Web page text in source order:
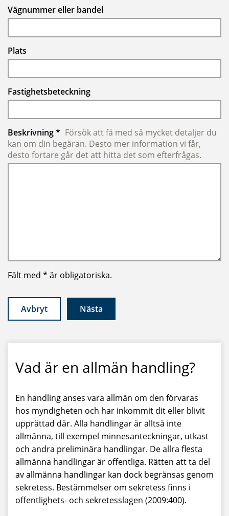
Vägnummer eller bandel
Plats
Fastighetsbeteckning
BeskrivningObligatoriskt
* Försök att få med så mycket detaljer du
kan om din begäran. Desto mer information vi får,
desto fortare går det att hitta det som efterfrågas.
Fält med * är obligatoriska.
Avbryt Nästa
Vad är en allmän handling?
En handling anses vara allmän om den förvaras
hos myndigheten och har inkommit dit eller blivit
upprättad där. Alla handlingar är alltså inte
allmänna, till exempel minnesanteckningar, utkast
och andra preliminära handlingar. De allra flesta
allmänna handlingar är offentliga. Rätten att ta del
av allmänna handlingar kan dock begränsas genom
sekretess. Bestämmelser om sekretess finns i
offentlighets- och sekretesslagen (2009:400).